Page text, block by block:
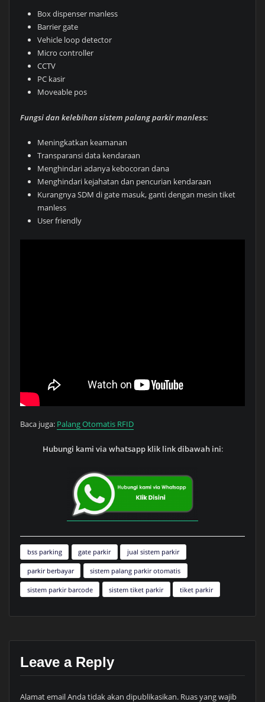
Box dispenser manless
Barrier gate
Vehicle loop detector
Micro controller
CCTV
PC kasir
Moveable pos
Fungsi dan kelebihan sistem palang parkir manless:
Meningkatkan keamanan
Transparansi data kendaraan
Menghindari adanya kebocoran dana
Menghindari kejahatan dan pencurian kendaraan
Kurangnya SDM di gate masuk, ganti dengan mesin tiket
manless
User friendly
Baca juga: Palang Otomatis RFID
Hubungi kami via whatsapp klik link dibawah ini:
bss parking gate parkir jual sistem parkir
parkir berbayar sistem palang parkir otomatis
sistem parkir barcode sistem tiket parkir tiket parkir
Leave a Reply
Alamat email Anda tidak akan dipublikasikan. Ruas yang wajib